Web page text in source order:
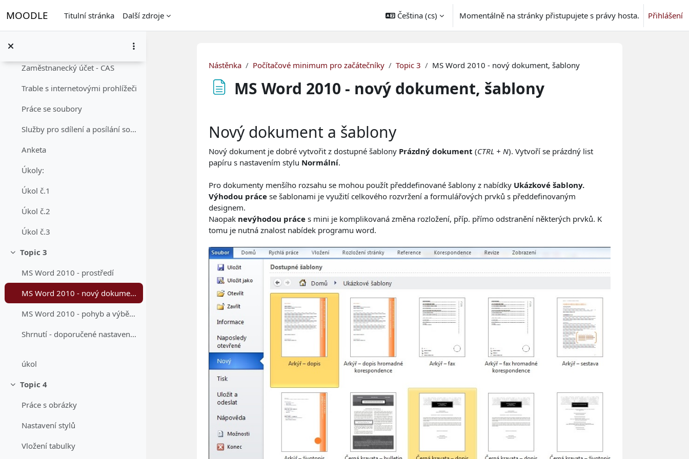
MOODLE Titulní stránka Další zdroje Čeština ‎(cs)‎ Momentálně na stránky přistupujete s právy hosta. Přihlášení
Sbalit
Sbalit
Zaměstnanecký účet - CAS
Trable s internetovými prohlížeči
Práce se soubory
Služby pro sdílení a posílání souborů
Anketa
Úkoly:
Úkol č.1
Úkol č.2
Úkol č.3
Sbalit
Topic 3
MS Word 2010 - prostředí
MS Word 2010 - nový dokument, šablony
MS Word 2010 - pohyb a výběr v dokumentu
Shrnutí - doporučené nastavení dokumentu
úkol
Sbalit
Topic 4
Práce s obrázky
Nastavení stylů
Vložení tabulky
Nástěnka Počítačové minimum pro začátečníky Topic 3 MS Word 2010 - nový dokument, šablony
MS Word 2010 - nový dokument, šablony
Nový dokument a šablony
Nový dokument je dobré vytvořit z dostupné šablony Prázdný dokument (CTRL + N). Vytvoří se prázdný list
papíru s nastavením stylu Normální.
Pro dokumenty menšího rozsahu se mohou použít předdefinované šablony z nabídky Ukázkové šablony.
Výhodou prácese šablonami je využití celkového rozvržení a formulářových prvků s předdefinovaným
designem.
Naopak nevýhodou práces mini je komplikovaná změna rozložení, příp. přímo odstranění některých prvků. K
tomu je nutná znalost nabídek programu word.